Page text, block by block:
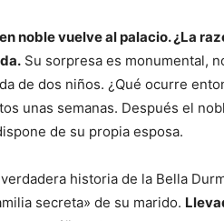
noble vuelve al palacio. ¿La
Su sorpresa es monumental,
de dos niños. ¿Qué ocurre
unas semanas. Después el
de su propia esposa.
historia de la Bella
secreta» de su marido.